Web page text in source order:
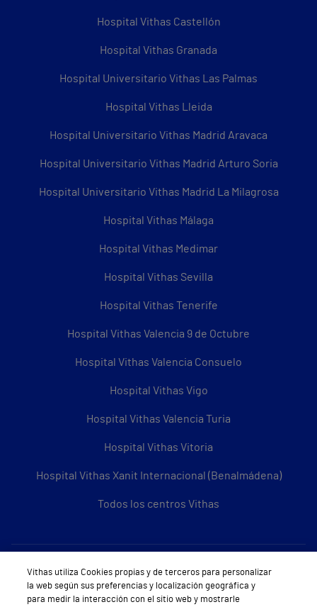
Hospital Vithas Castellón
Hospital Vithas Granada
Hospital Universitario Vithas Las Palmas
Hospital Vithas Lleida
Hospital Universitario Vithas Madrid Aravaca
Hospital Universitario Vithas Madrid Arturo Soria
Hospital Universitario Vithas Madrid La Milagrosa
Hospital Vithas Málaga
Hospital Vithas Medimar
Hospital Vithas Sevilla
Hospital Vithas Tenerife
Hospital Vithas Valencia 9 de Octubre
Hospital Vithas Valencia Consuelo
Hospital Vithas Vigo
Hospital Vithas Valencia Turia
Hospital Vithas Vitoria
Hospital Vithas Xanit Internacional (Benalmádena)
Todos los centros Vithas
Sobre Vithas
Quiénes somos
Vithas utiliza Cookies propias y de terceros para personalizar
la web según sus preferencias y localización geográfica y
para medir la interacción con el sitio web y mostrarle